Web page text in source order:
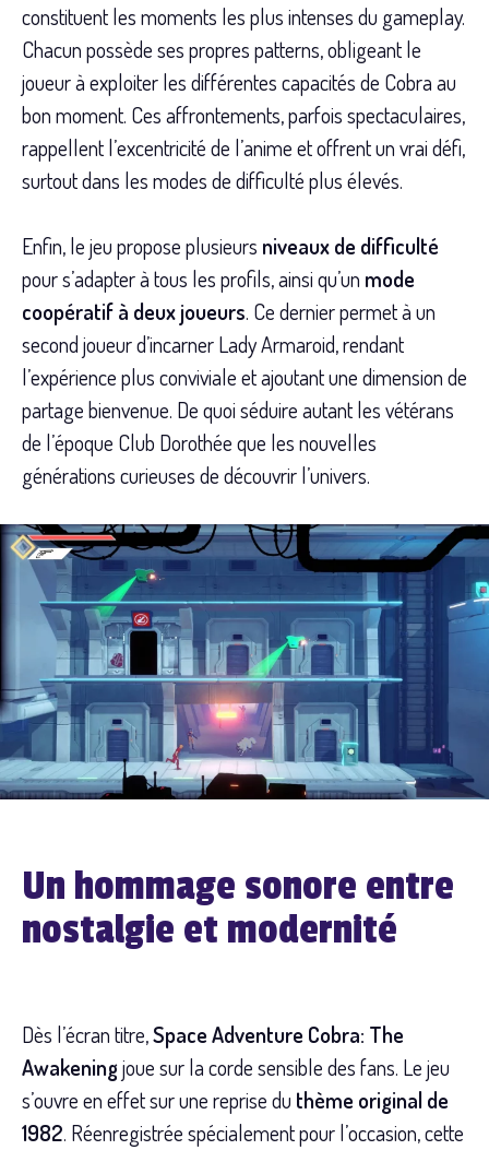
constituent les moments les plus intenses du gameplay.
Chacun possède ses propres patterns, obligeant le
joueur à exploiter les différentes capacités de Cobra au
bon moment. Ces affrontements, parfois spectaculaires,
rappellent l’excentricité de l’anime et offrent un vrai défi,
surtout dans les modes de difficulté plus élevés.
Enfin, le jeu propose plusieurs niveaux de difficulté
pour s’adapter à tous les profils, ainsi qu’un mode
coopératif à deux joueurs. Ce dernier permet à un
second joueur d’incarner Lady Armaroid, rendant
l’expérience plus conviviale et ajoutant une dimension de
partage bienvenue. De quoi séduire autant les vétérans
de l’époque Club Dorothée que les nouvelles
générations curieuses de découvrir l’univers.
Un hommage sonore entre
nostalgie et modernité
Dès l’écran titre,Space Adventure Cobra: The
Awakeningjoue sur la corde sensible des fans. Le jeu
s’ouvre en effet sur une reprise du thème original de
1982. Réenregistrée spécialement pour l’occasion, cette